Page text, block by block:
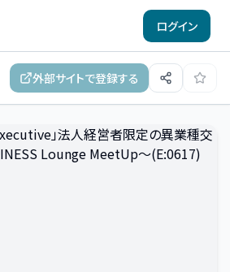
ログイン
外部サイトで登録する